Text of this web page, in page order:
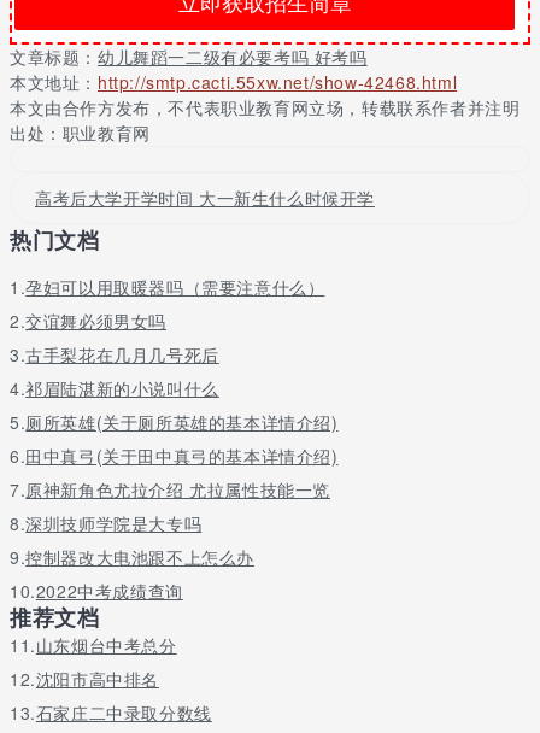
2.参加等级考试时，教师必须出示教师证书。没有相应年级教师证
书的教师不得推荐学生参加相应年级的年级考试。
3.利用中国舞蹈协会的教材进行教学。
二、考生考级要求
8、四年级7-9、五年级8-10、六年级9-11、七年级10-12、八年级
11-13、九年级12-14和十年级13-15。
定的年龄范围，则必须添加由教学教师创建的组合，以全面调查年
轻候选人的素质和水平。
3.参加考试的每组考生都应该穿统一的服装，不化妆，不戴饰物，
女生应该系好头发。候选人必须佩戴测试号码。每个小组有8名成
员。如果成员少于8名，完成测试的候选人将替换他们。取代他们的
4.考生进入考场后，考官向考生问好，考生应回答:“好老师!”考试结
响亮的声音回答。
文章标题： 幼儿舞蹈一二级有必要考吗 好考吗
本文地址： http://smtp.cacti.55xw.net/show-42468.html
本文由合作方发布，不代表职业教育网立场，转载联系作者并注明
出处：职业教育网
高考后大学开学时间 大一新生什么时候开学
热门文档
1.孕妇可以用取暖器吗（需要注意什么）
2.交谊舞必须男女吗
3.古手梨花在几月几号死后
4.祁眉陆湛新的小说叫什么
5.厕所英雄(关于厕所英雄的基本详情介绍)
6.田中真弓(关于田中真弓的基本详情介绍)
7.原神新角色尤拉介绍 尤拉属性技能一览
8.深圳技师学院是大专吗
9.控制器改大电池跟不上怎么办
10.2022中考成绩查询
推荐文档
11.山东烟台中考总分
12.沈阳市高中排名
13.石家庄二中录取分数线